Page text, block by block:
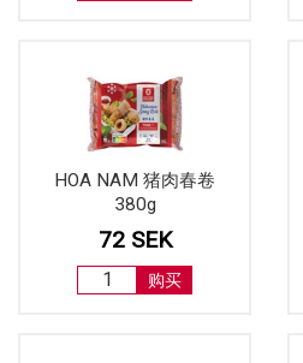
HOA NAM 猪肉春卷
380g
72 SEK
购买